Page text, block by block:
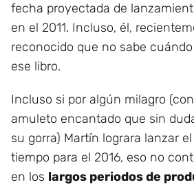
fecha proyectada de
en el 2011. Incluso, él,
reconocido que no sabe
ese libro.
Incluso si por algún milagro
amuleto encantado que sin
su gorra) Martín lograra lanzar
tiempo para el 2016, eso no
en los largos periodos de